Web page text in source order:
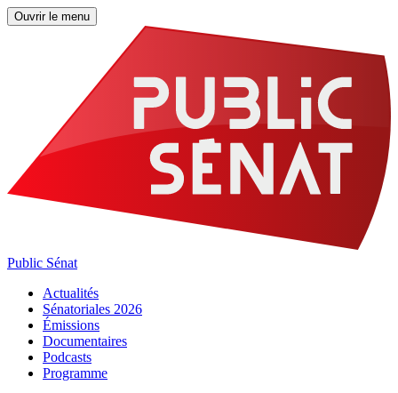
Ouvrir le menu
Public Sénat
Actualités
Sénatoriales 2026
Émissions
Documentaires
Podcasts
Programme